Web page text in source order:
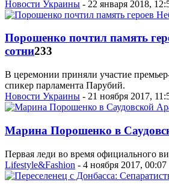
Новости Украины - 22 января 2018,
Порошенко почтил память
сотни233
В церемонии приняли участие
спикер парламента Парубий.
Новости Украины - 21 ноября 2017,
Марина Порошенко в
Первая леди во время официального
Lifestyle&Fashion - 4 ноября 2017, 00:07